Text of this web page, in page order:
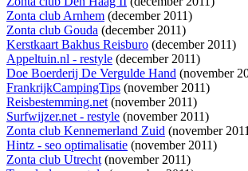
Zonta club Arnhem (december 2011)
Zonta club Gouda (december 2011)
Kerstkaart Bakhus Reisburo (december 2011)
Appeltuin.nl - restyle (december 2011)
Doe Boerderij De Vergulde Hand (november
FrankrijkCampingTips (november 2011)
Reisbestemming.net(november 2011)
Surfwijzer.net - restyle (november 2011)
Zonta club Kennemerland Zuid (november
Hintz - seo optimalisatie (november 2011)
Zonta club Utrecht(november 2011)